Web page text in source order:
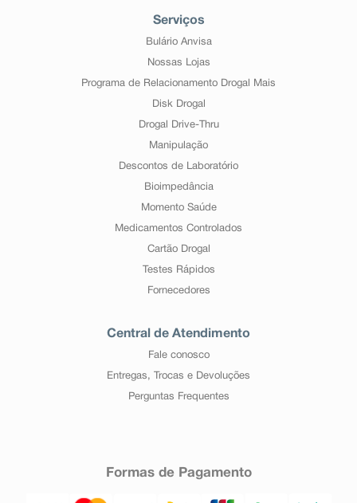
Serviços
Bulário Anvisa
Nossas Lojas
Programa de Relacionamento Drogal Mais
Disk Drogal
Drogal Drive-Thru
Manipulação
Descontos de Laboratório
Bioimpedância
Momento Saúde
Medicamentos Controlados
Cartão Drogal
Testes Rápidos
Fornecedores
Central de Atendimento
Fale conosco
Entregas, Trocas e Devoluções
Perguntas Frequentes
Formas de Pagamento